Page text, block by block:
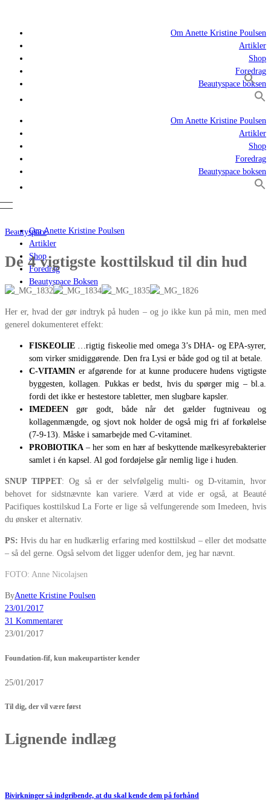
Om Anette Kristine Poulsen
Artikler
Shop
Foredrag
Beautyspace boksen
Om Anette Kristine Poulsen
Artikler
Shop
Foredrag
Beautyspace boksen
Om Anette Kristine Poulsen
Artikler
Shop
Foredrag
Beautyspace Boksen
Beautyspace
De 4 vigtigste kosttilskud til din hud
Her er, hvad der gør indtryk på huden – og jo ikke kun på min, men med
generel dokumenteret effekt:
FISKEOLIE …rigtig fiskeolie med omega 3’s DHA- og EPA-syrer,
som virker smidiggørende. Den fra Lysi er både god og til at betale.
C-VITAMIN er afgørende for at kunne producere hudens vigtigste
byggesten, kollagen. Pukkas er bedst, hvis du spørger mig – bl.a.
fordi det ikke er hestestore tabletter, men slugbare kapsler.
IMEDEEN gør godt, både når det gælder fugtniveau og
kollagenmængde, og sjovt nok holder de også mig fri af forkølelse
(7-9-13). Måske i samarbejde med C-vitaminet.
PROBIOTIKA – her som en hær af beskyttende mælkesyrebakterier
samlet i én kapsel. Al god fordøjelse går nemlig lige i huden.
SNUP TIPPET: Og så er der selvfølgelig multi- og D-vitamin, hvor
behovet for sidstnævnte kan variere. Værd at vide er også, at Beauté
Pacifiques kosttilskud La Forte er lige så velfungerende som Imedeen, hvis
du ønsker et alternativ.
PS: Hvis du har en hudkærlig erfaring med kosttilskud – eller det modsatte
– så del gerne. Også selvom det ligger udenfor dem, jeg har nævnt.
FOTO: Anne Nicolajsen
ByAnette Kristine Poulsen
23/01/2017
31 Kommentarer
23/01/2017
Foundation-fif, kun makeupartister kender
25/01/2017
Til dig, der vil være først
Lignende indlæg
Bivirkninger så indgribende, at du skal kende dem på forhånd